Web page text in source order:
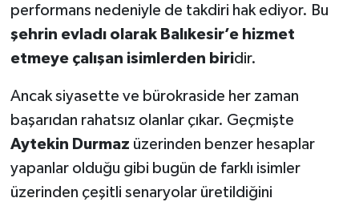
performans nedeniyle de takdiri hak ediyor. Bu
şehrin evladı olarak Balıkesir’e hizmet
etmeye çalışan isimlerden biridir.
Ancak siyasette ve bürokraside her zaman
başarıdan rahatsız olanlar çıkar. Geçmişte
Aytekin Durmaz üzerinden benzer hesaplar
yapanlar olduğu gibi bugün de farklı isimler
üzerinden çeşitli senaryolar üretildiğini